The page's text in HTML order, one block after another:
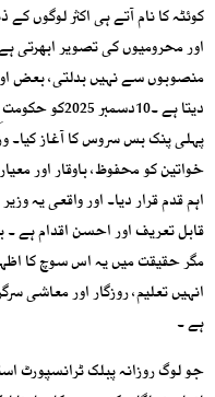
کوئٹہ کا نام آتے ہی اکثر لوگوں
اور محرومیوں کی تصویر
منصوبوں سے نہیں بدلتی، بعض
دیتا ہے
پہلی پنک بس سروس کا آغاز کیا۔
خواتین کو محفوظ، باوقار اور
اہم قدم قرار دیا۔ اور واقعی یہ
قابل تعریف اور احسن اقدام ہے
مگر حقیقت میں یہ اس سوچ کا
انہیں تعلیم، روزگار اور معاشی
ہے ۔
جو لوگ روزانہ پبلک ٹرانسپورٹ